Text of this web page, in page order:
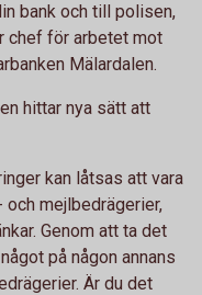
bank och till polisen,
chef för arbetet mot
Mälardalen.
hittar nya sätt att
kan låtsas att vara
och mejlbedrägerier,
Genom att ta det
på någon annans
Är du det